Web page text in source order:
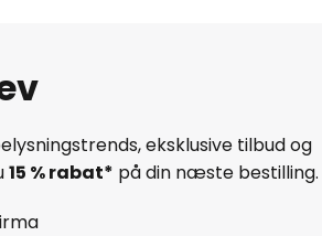
eksklusive tilbud og
15 % rabat* på din næste bestilling.